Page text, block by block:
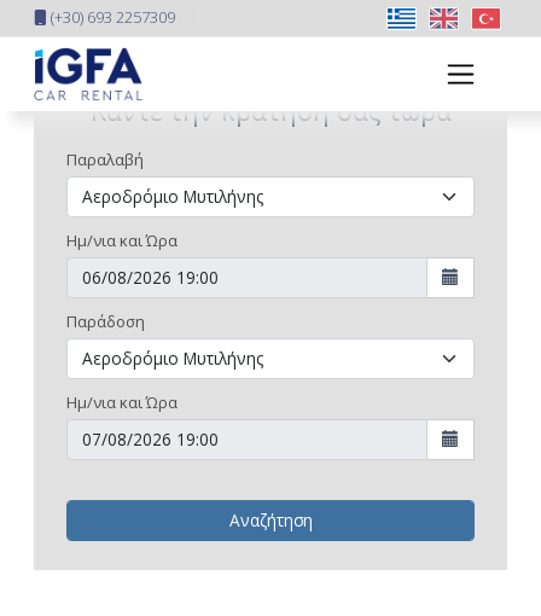
(+30) 693 2257309
Κάντε την κράτησή σας τώρα
Παραλαβή
Ημ/νια και Ώρα
Παράδοση
Ημ/νια και Ώρα
Αναζήτηση